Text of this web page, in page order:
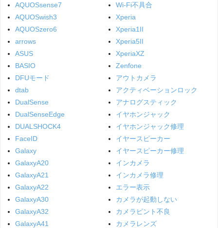
AQUOSsense7
AQUOSwish3
AQUOSzero6
arrows
ASUS
BASIO
DFUモード
dtab
DualSense
DualSenseEdge
DUALSHOCK4
FaceID
Galaxy
GalaxyA20
GalaxyA21
GalaxyA22
GalaxyA30
GalaxyA32
GalaxyA41
Wi-Fi不具合
Xperia
Xperia1II
Xperia5II
XperiaXZ
Zenfone
アウトカメラ
アクティベーションロック
アナログスティック
イヤホンジャック
イヤホンジャック修理
イヤースピーカー
イヤースピーカー修理
インカメラ
インカメラ修理
エラー表示
カメラが起動しない
カメラピント不良
カメラレンズ